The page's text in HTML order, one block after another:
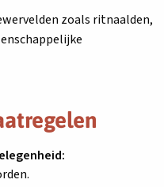
zoals ritnaalden,